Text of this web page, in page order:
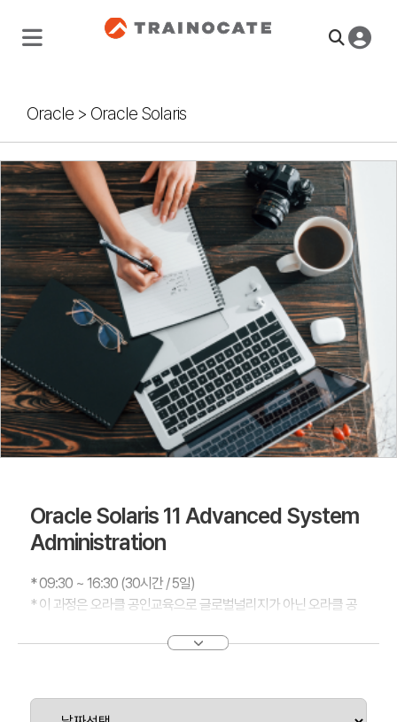
Oracle > Oracle Solaris
Oracle Solaris 11 Advanced System
Administration
* 09:30 ~ 16:30 (30시간 / 5일)
* 이 과정은 오라클 공인교육으로 글로벌널리지가 아닌 오라클 공
(공인교육센터 위치 : 서울시 강남구 학동로 171 2층 영우글로벌러
Oracle Solaris11 Advanced System Administration은 Oracle